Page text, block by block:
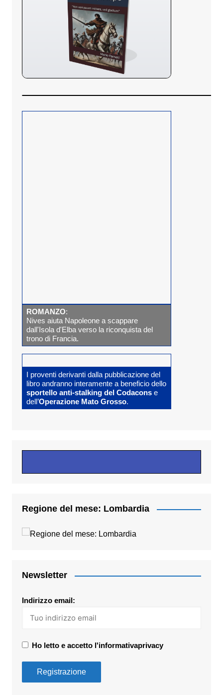
ROMANZO:
Nives aiuta Napoleone a scappare
dall'Isola d'Elba verso la riconquista del
trono di Francia.
I proventi derivanti dalla pubblicazione del
libro andranno interamente a beneficio dello
sportello anti-stalking del Codaconse
dell’Operazione Mato Grosso.
Regione del mese: Lombardia
Newsletter
Indirizzo email:
Ho letto e accetto l'informativaprivacy